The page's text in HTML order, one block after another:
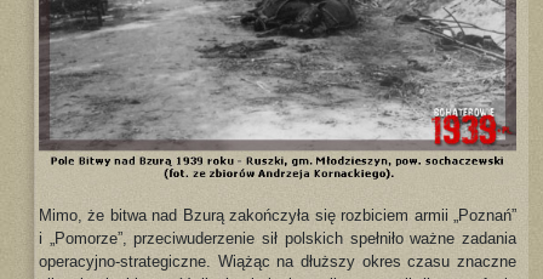
Mimo, że bitwa nad Bzurą zakończyła się rozbiciem armii „Poznań”
i „Pomorze”, przeciwuderzenie sił polskich spełniło ważne zadania
operacyjno-strategiczne. Wiążąc na dłuższy okres czasu znaczne